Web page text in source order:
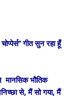
गीत सुन रहा हूँ
भौतिक
से, मैं सो गया, मैं